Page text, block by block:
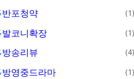
반포청약 1
발코니확장 1
방송리뷰 4
방영중드라마 1